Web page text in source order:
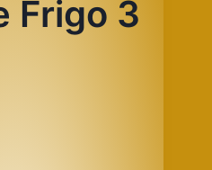
Frigo 3